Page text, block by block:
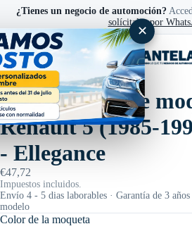
¿Tienes un negocio de automoción?
solícitalas por
✕
Ref: RT0001-44046
Alfombrillas de
Renault 5 (1985-
- Ellegance
€47,72
Impuestos incluidos.
Envío 4 - 5 dias laborables · Garantía de 3
modelo
Color de la moqueta